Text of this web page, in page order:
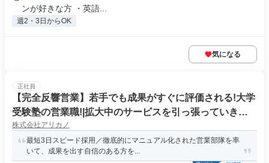
ンが好きな方 ・英語...
週2・3日からOK
気になる
正社員
【完全反響営業】若手でも成果がすぐに評価される!大学
受験塾の営業職!|拡大中のサービスを引っ張っていきた
い方!「フルリモート勤務」
株式会社アリカノ
最短3日スピード採用／徹底的にマニュアル化された営業部隊を率
いて、成果を出す自信のある方を...